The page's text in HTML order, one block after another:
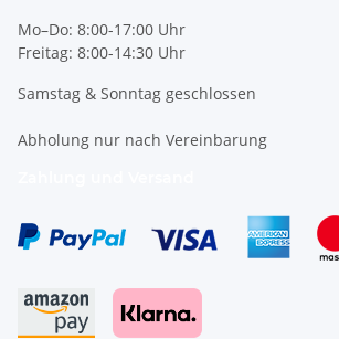
Mo–Do: 8:00-17:00 Uhr
Freitag: 8:00-14:30 Uhr
Samstag & Sonntag geschlossen
Abholung nur nach Vereinbarung